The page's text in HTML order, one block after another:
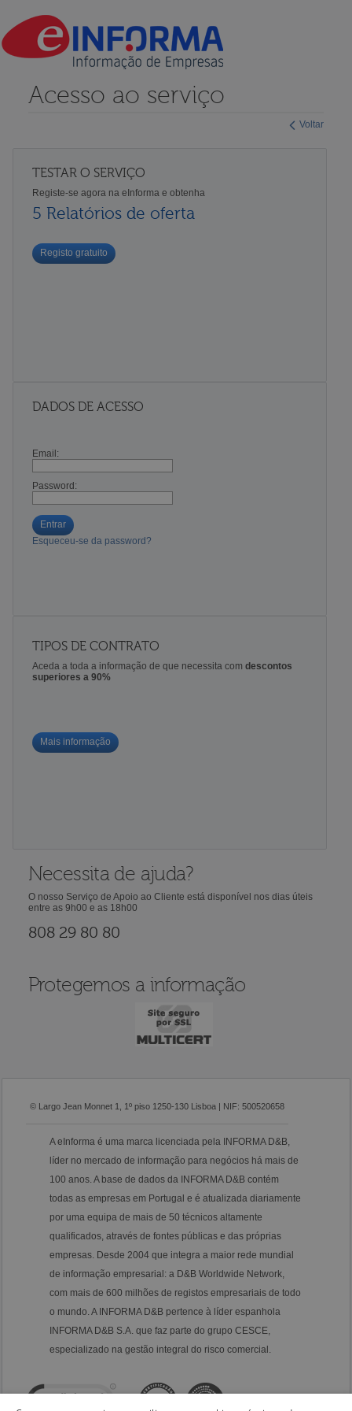
Voltar
Acesso ao serviço
TESTAR O SERVIÇO
Registe-se agora na eInforma e obtenha
5 Relatórios de oferta
Registo gratuito
DADOS DE ACESSO
Email:
Password:
Entrar
Esqueceu-se da password?
TIPOS DE CONTRATO
Aceda a toda a informação de que necessita com descontos
superiores a 90%
Mais informação
Necessita de ajuda?
O nosso Serviço de Apoio ao Cliente está disponível nos dias úteis
entre as 9h00 e as 18h00
808 29 80 80
Protegemos a informação
© Largo Jean Monnet 1, 1º piso 1250-130 Lisboa | NIF: 500520658
A eInforma é uma marca licenciada pela INFORMA D&B,
líder no mercado de informação para negócios há mais de
100 anos. A base de dados da INFORMA D&B contém
todas as empresas em Portugal e é atualizada diariamente
por uma equipa de mais de 50 técnicos altamente
qualificados, através de fontes públicas e das próprias
empresas. Desde 2004 que integra a maior rede mundial
de informação empresarial: a D&B Worldwide Network,
com mais de 600 milhões de registos empresariais de todo
o mundo. A INFORMA D&B pertence à líder espanhola
INFORMA D&B S.A. que faz parte do grupo CESCE,
especializado na gestão integral do risco comercial.